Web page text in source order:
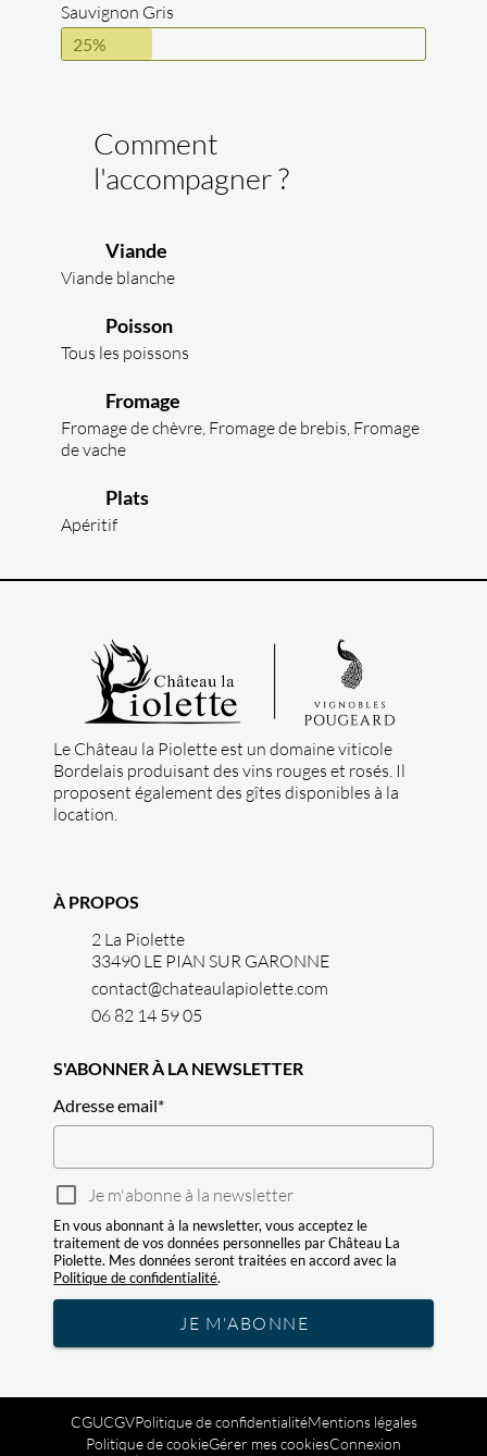
Sauvignon Gris
25%
Comment
l'accompagner ?
Viande
Viande blanche
Poisson
Tous les poissons
Fromage
Fromage de chèvre, Fromage de brebis, Fromage
de vache
Plats
Apéritif
Le Château la Piolette est un domaine viticole
Bordelais produisant des vins rouges et rosés. Il
proposent également des gîtes disponibles à la
location.
À PROPOS
2 La Piolette
33490 LE PIAN SUR GARONNE
contact@chateaulapiolette.com
06 82 14 59 05
S'ABONNER À LA NEWSLETTER
Adresse email*
Je m'abonne à la newsletter
En vous abonnant à la newsletter, vous acceptez le
traitement de vos données personnelles par Château La
Piolette. Mes données seront traitées en accord avec la
Politique de confidentialité.
JE M'ABONNE
CGUCGVPolitique de confidentialitéMentions légales
Politique de cookieGérer mes cookiesConnexion